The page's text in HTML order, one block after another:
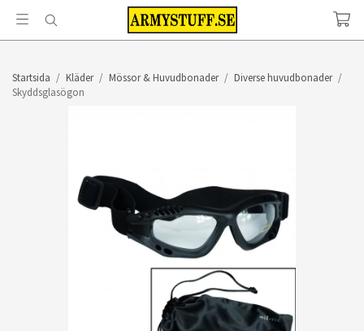
Startsida / Kläder / Mössor & Huvudbonader / Diverse huvudbonader /
Skyddsglasögon